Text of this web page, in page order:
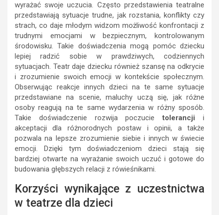
wyrażać swoje uczucia. Często przedstawienia teatralne
przedstawiają sytuacje trudne, jak rozstania, konflikty czy
strach, co daje młodym widzom możliwość konfrontacji z
trudnymi emocjami w bezpiecznym, kontrolowanym
środowisku. Takie doświadczenia mogą pomóc dziecku
lepiej radzić sobie w prawdziwych, codziennych
sytuacjach. Teatr daje dziecku również szansę na odkrycie
i zrozumienie swoich emocji w kontekście społecznym.
Obserwując reakcje innych dzieci na te same sytuacje
przedstawiane na scenie, maluchy uczą się, jak różne
osoby reagują na te same wydarzenia w różny sposób.
Takie doświadczenie rozwija poczucietolerancji i
akceptacji dla różnorodnych postaw i opinii, a także
pozwala na lepsze zrozumienie siebie i innych w świecie
emocji. Dzięki tym doświadczeniom dzieci stają się
bardziej otwarte na wyrażanie swoich uczuć i gotowe do
budowania głębszych relacji z rówieśnikami.
Korzyści wynikające z uczestnictwa
w teatrze dla dzieci